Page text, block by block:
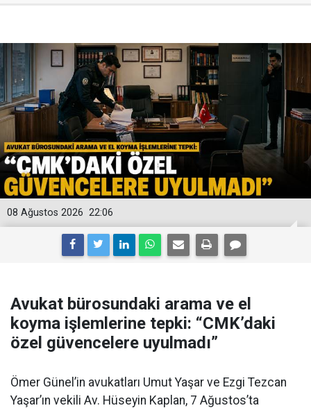
22:06
08 Ağustos 2026
Avukat bürosundaki arama ve el
koyma işlemlerine tepki: “CMK’daki
özel güvencelere uyulmadı”
Ömer Günel’in avukatları Umut Yaşar ve Ezgi Tezcan
Yaşar’ın vekili Av. Hüseyin Kaplan, 7 Ağustos’ta